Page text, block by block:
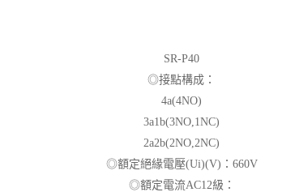
SR-P40
◎接點構成：
4a(4NO)
3a1b(3NO,1NC)
2a2b(2NO,2NC)
◎額定絕緣電壓(Ui)(V)：660V
◎額定電流AC12級：